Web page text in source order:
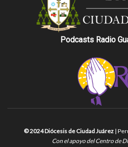
Podcasts Radio
© 2024 Diócesis de Ciudad Juárez |
Con el apoyo del Centro de